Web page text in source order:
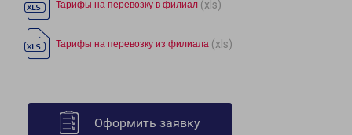
Тарифы на перевозку в филиал (xls)
Тарифы на перевозку из филиала (xls)
Оформить заявку